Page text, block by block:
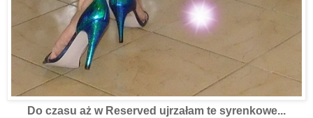
Do czasu aż w Reserved ujrzałam te syrenkowe...